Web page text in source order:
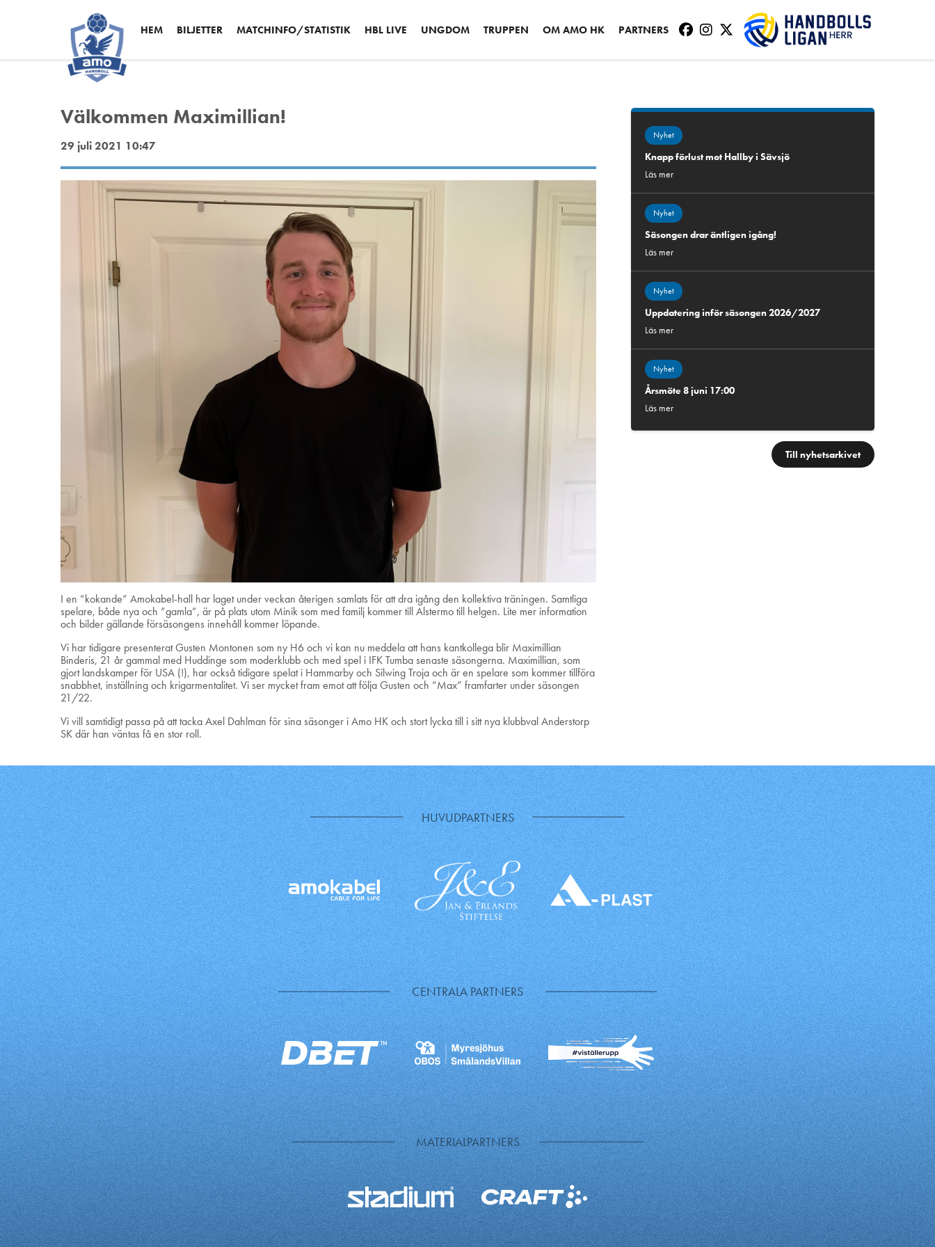
HEM BILJETTER MATCHINFO/STATISTIK HBL LIVE UNGDOM TRUPPEN OM AMO HK PARTNERS
Välkommen Maximillian!
29 juli 2021 10:47
I en ”kokande” Amokabel-hall har laget under veckan återigen samlats för att dra igång den kollektiva träningen. Samtliga
spelare, både nya och ”gamla”, är på plats utom Minik som med familj kommer till Alstermo till helgen. Lite mer information
och bilder gällande försäsongens innehåll kommer löpande.
Vi har tidigare presenterat Gusten Montonen som ny H6 och vi kan nu meddela att hans kantkollega blir Maximillian
Binderis, 21 år gammal med Huddinge som moderklubb och med spel i IFK Tumba senaste säsongerna. Maximillian, som
gjort landskamper för USA (!), har också tidigare spelat i Hammarby och Silwing Troja och är en spelare som kommer tillföra
snabbhet, inställning och krigarmentalitet. Vi ser mycket fram emot att följa Gusten och ”Max” framfarter under säsongen
21/22.
Vi vill samtidigt passa på att tacka Axel Dahlman för sina säsonger i Amo HK och stort lycka till i sitt nya klubbval Anderstorp
SK där han väntas få en stor roll.
Nyhet
Knapp förlust mot Hallby i Sävsjö
Läs mer
Nyhet
Säsongen drar äntligen igång!
Läs mer
Nyhet
Uppdatering inför säsongen 2026/2027
Läs mer
Nyhet
Årsmöte 8 juni 17:00
Läs mer
Till nyhetsarkivet
HUVUDPARTNERS
CENTRALA PARTNERS
MATERIALPARTNERS